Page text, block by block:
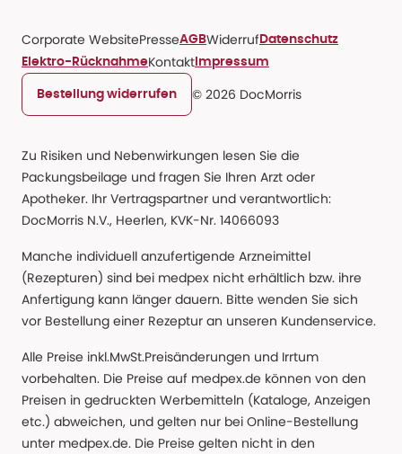
Corporate WebsitePresseAGBWiderruf Datenschutz
Elektro-RücknahmeKontakt Impressum
Bestellung widerrufen © 2026 DocMorris
Zu Risiken und Nebenwirkungen lesen Sie die
Packungsbeilage und fragen Sie Ihren Arzt oder
Apotheker. Ihr Vertragspartner und verantwortlich:
DocMorris N.V., Heerlen, KVK-Nr. 14066093
Manche individuell anzufertigende Arzneimittel
(Rezepturen) sind bei medpex nicht erhältlich bzw. ihre
Anfertigung kann länger dauern. Bitte wenden Sie sich
vor Bestellung einer Rezeptur an unseren Kundenservice.
Alle Preise inkl.MwSt.Preisänderungen und Irrtum
vorbehalten. Die Preise auf medpex.de können von den
Preisen in gedruckten Werbemitteln (Kataloge, Anzeigen
etc.) abweichen, und gelten nur bei Online-Bestellung
unter medpex.de. Die Preise gelten nicht in den